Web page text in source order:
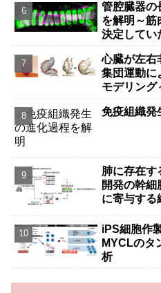
管腔臓器の
を解明～筋
決定してい
心臓が左右
集団運動に
モデリング
免疫組織発
肺に存在す
開発の幹細
に寄与する
iPS細胞作
MYCLのタ
析